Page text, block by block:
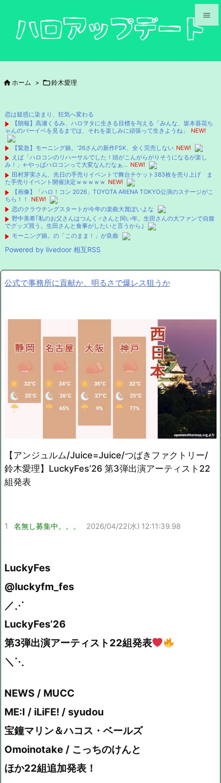



次へ
検索
 ホーム > 鈴木愛理
恋は疑惑に染まり、狂気へ変わる
【朗報】高瀬くるみ、ハロヲタに生きる目標を与える「みんな、坂本葵花ち
ゃんのバーイベを見るまでは、それを楽しみに頑張って生きようね」
NEW!
【緊急】モーニング娘。'26さんの新作FSK、全く完売しない NEW!
えば「ハロコンのリハーサルでした！頭がこんがらがりそうになるが楽し
み！」←やっぱハロコンって大変なんだなぁ… NEW!
田村芽実さん、先日の手売りイベントで舞台チケット383枚を売り上げ ま
た手売りイベント開催決定ｗｗｗｗｗ NEW!
【画像】「ハロ！コン 2026」TOYOTA ARENA TOKYO公演のステージがこ
ちら！！
NEW!
恋のクラウチングスタートが今年の楽曲大賞ぽいよな
野中美希｢私のお父さんはつんく♂さんと同い年。生田さんの大ファンで自腹
でグッズ買う。生田さんと食事がしたいと言うから｣
モーニング娘。の「このまま！」が良曲
Powered by livedoor 相互RSS
公式で事務所に貢献か、明るさで爆レス狙うか
Mute
【アンジュルム/Juice=Juice/つばきファクトリー/
鈴木愛理】LuckyFes’26 第3弾出演アーティスト22
組発表
1 名無し募集中。。。 2026/04/22(水) 12:11:39.98
LuckyFes
@luckyfm_fes
／⋰
LuckyFes’26
第3弾出演アーティスト22組発表
＼⋱
NEWS / MUCC
ME:I / iLiFE! / syudou
宝鐘マリン＆ハコス・ベールズ
Omoinotake / こっちのけんと
ほか22組追加発表！